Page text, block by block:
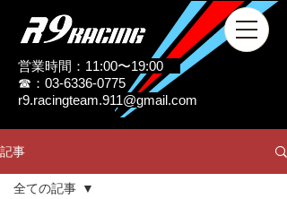
営業時間：11:00〜19:00
☎：03-6336-0775
r9.racingteam.911@gmail.com
記事
全ての記事